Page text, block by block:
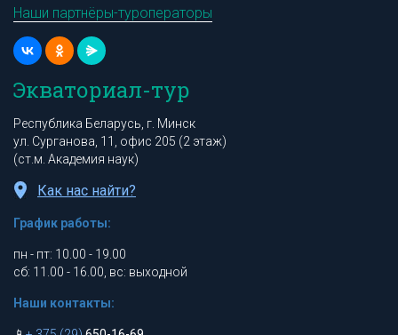
Наши партнёры-туроператоры
Экваториал-тур
Республика Беларусь, г. Минск
ул. Сурганова, 11, офис 205 (2 этаж)
(ст.м. Академия наук)
Как нас найти?
График работы:
пн - пт: 10.00 - 19.00
сб: 11.00 - 16.00, вс: выходной
Наши контакты: